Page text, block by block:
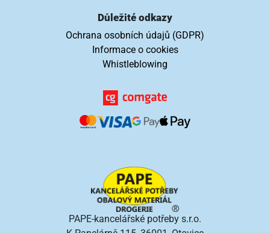
Důležité odkazy
Ochrana osobních údajů (GDPR)
Informace o cookies
Whistleblowing
PAPE-kancelářské potřeby s.r.o.